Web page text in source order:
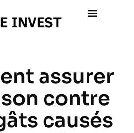
assurer
contre
causés